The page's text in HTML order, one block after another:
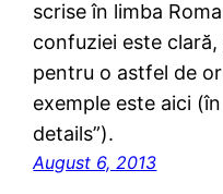
scrise în limba
confuziei este
pentru o astfel de
exemple este aici
details”).
August 6, 2013